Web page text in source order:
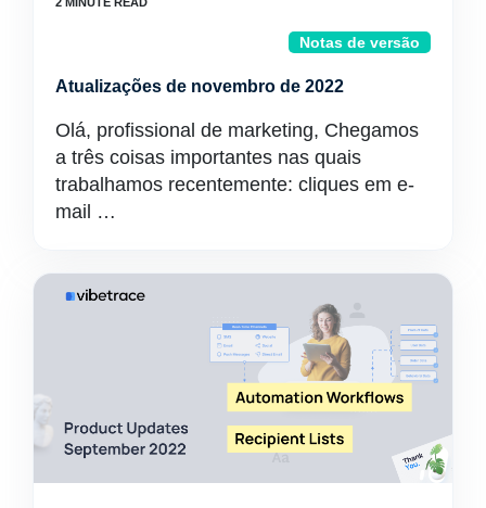
Notas de versão
Atualizações de novembro de 2022
Olá, profissional de marketing, Chegamos
a três coisas importantes nas quais
trabalhamos recentemente: cliques em e-
mail …